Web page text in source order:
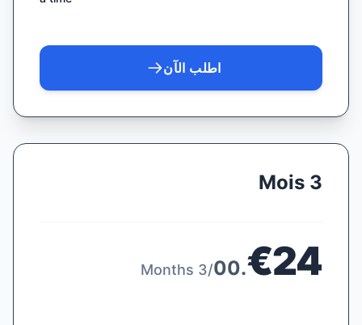
اطلب الآن
3 Mois
€24
.00
/3 Months